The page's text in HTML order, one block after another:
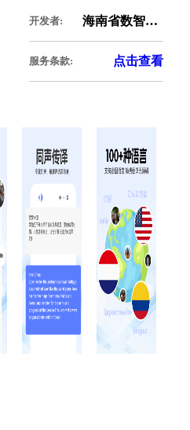
开发者: 海南省数智优科技有限公司
服务条款: 点击查看